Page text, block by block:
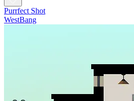
Purrfect Shot
WestBang